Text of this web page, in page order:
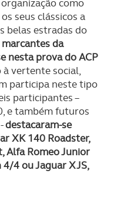
como
seus clássicos a
belas estradas do
da
nesta prova do ACP
vertente social,
participa neste tipo
participantes –
e também futuros
destacaram-se
XK 140 Roadster,
Alfa Romeo Junior
4 ou Jaguar XJS,